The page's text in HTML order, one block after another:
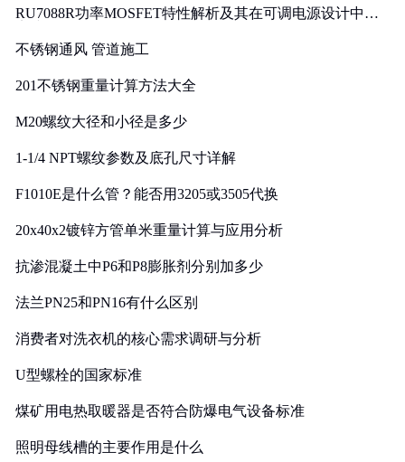
RU7088R功率MOSFET特性解析及其在可调电源设计中的
不锈钢通风 管道施工
201不锈钢重量计算方法大全
M20螺纹大径和小径是多少
1-1/4 NPT螺纹参数及底孔尺寸详解
F1010E是什么管？能否用3205或3505代换
20x40x2镀锌方管单米重量计算与应用分析
抗渗混凝土中P6和P8膨胀剂分别加多少
法兰PN25和PN16有什么区别
消费者对洗衣机的核心需求调研与分析
U型螺栓的国家标准
煤矿用电热取暖器是否符合防爆电气设备标准
照明母线槽的主要作用是什么